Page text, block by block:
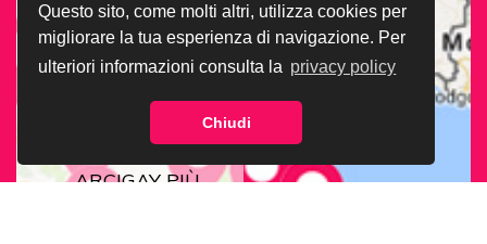
Questo sito, come molti altri, utilizza cookies per
migliorare la tua esperienza di navigazione. Per
ulteriori informazioni consulta la privacy policy
Chiudi
ARCIGAY PIÙ